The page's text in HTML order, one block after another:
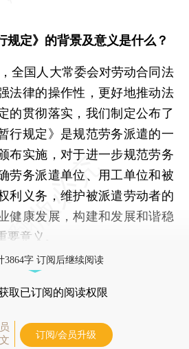
规定》的背景及意义是什么？
国人大常委会对劳动合同法
法律的操作性，更好地推动法
的贯彻落实，我们制定公布了
行规定》是规范劳务派遣的一
布实施，对于进一步规范劳务
劳务派遣单位、用工单位和被
利义务，维护被派遣劳动者的
健康发展，构建和发展和谐稳
意义。
3864字 订阅后继续阅读
取已订阅的阅读权限
订阅/会员升级